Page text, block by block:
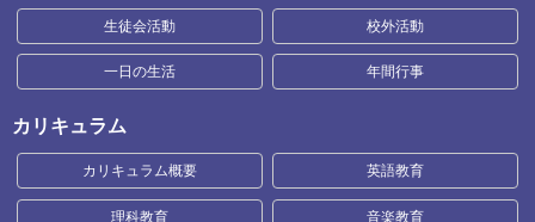
生徒会活動 校外活動
一日の生活 年間行事
カリキュラム
カリキュラム概要 英語教育
理科教育 音楽教育